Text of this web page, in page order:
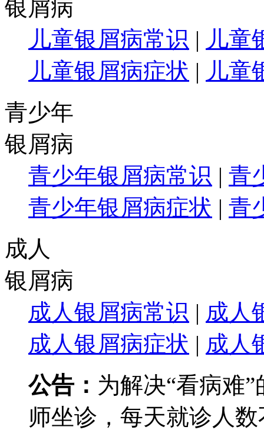
银屑病
儿童银屑病常识 | 儿童
儿童银屑病症状 | 儿童
青少年
银屑病
青少年银屑病常识 | 青
青少年银屑病症状 | 青
成人
银屑病
成人银屑病常识 | 成人
成人银屑病症状 | 成人
公告： 为解决“看病难
师坐诊，每天就诊人